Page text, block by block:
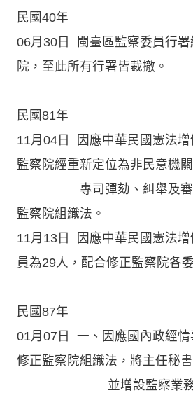
民國40年
06月30日 閩臺區監察委員行署
院，至此所有行署皆裁撤。
民國81年
11月04日 因應中華民國憲法增
監察院經重新定位為非民意機
專司彈劾、糾舉及審計
監察院組織法。
11月13日 因應中華民國憲法
員為29人，配合修正監察院各
民國87年
01月07日 一、因應國內政經情
修正監察院組織法，將主任秘
並增設監察業務處、